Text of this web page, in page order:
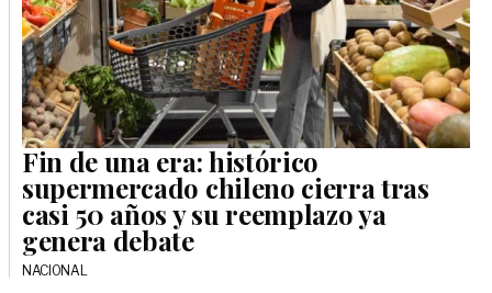
Fin de una era: histórico
supermercado chileno cierra tras
casi 50 años y su reemplazo ya
genera debate
NACIONAL